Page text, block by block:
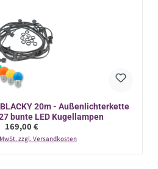
20m - Außenlichterkette
bunte LED Kugellampen
Regulärer Preis:
169,00 €
zzgl. Versandkosten